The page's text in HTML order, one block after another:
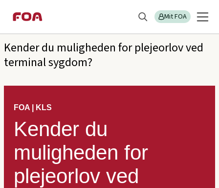
til
hovedindhold
til
hovedmenu
Søg Mit FOA
menu
FOA/KLS
Kender du muligheden for plejeorlov ved
terminal sygdom?
FOA | KLS
Kender du
muligheden for
plejeorlov ved